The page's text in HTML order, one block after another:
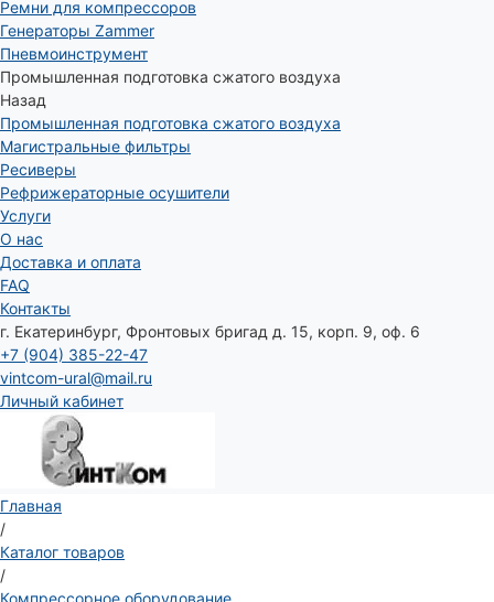
Ремни для компрессоров
Генераторы Zammer
Пневмоинструмент
Промышленная подготовка сжатого воздуха
Назад
Промышленная подготовка сжатого воздуха
Магистральные фильтры
Ресиверы
Рефрижераторные осушители
Услуги
О нас
Доставка и оплата
FAQ
Контакты
г. Екатеринбург, Фронтовых бригад д. 15, корп. 9, оф. 6
+7 (904) 385-22-47
vintcom-ural@mail.ru
Личный кабинет
Главная
/
Каталог товаров
/
Компрессорное оборудование